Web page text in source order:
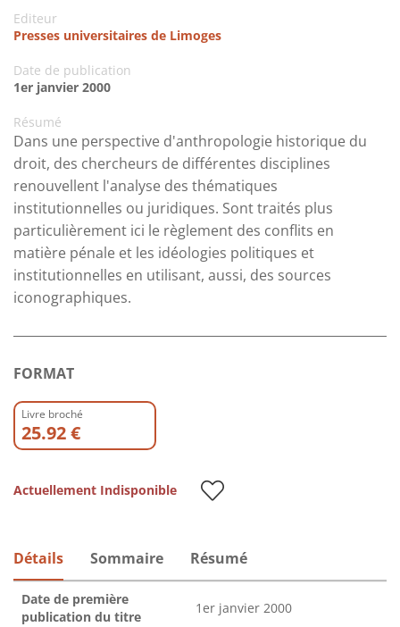
Editeur
Presses universitaires de Limoges
Date de publication
1er janvier 2000
Résumé
Dans une perspective d'anthropologie historique du
droit, des chercheurs de différentes disciplines
renouvellent l'analyse des thématiques
institutionnelles ou juridiques. Sont traités plus
particulièrement ici le règlement des conflits en
matière pénale et les idéologies politiques et
institutionnelles en utilisant, aussi, des sources
iconographiques.
FORMAT
Livre broché
25.92 €
Actuellement Indisponible
Détails Sommaire Résumé
Date de première
publication du titre
1er janvier 2000